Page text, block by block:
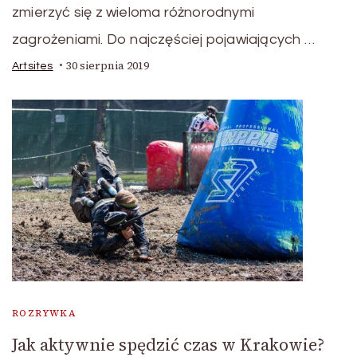
zmierzyć się z wieloma różnorodnymi
zagrożeniami. Do najczęściej pojawiających …
Artsites 30 sierpnia 2019
ROZRYWKA
Jak aktywnie spędzić czas w Krakowie?